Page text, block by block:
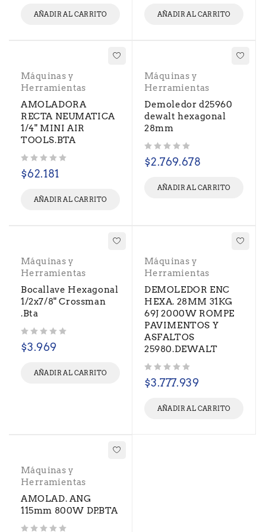
AÑADIR AL CARRITO AÑADIR AL CARRITO
Máquinas y
Herramientas
AMOLADORA
RECTA NEUMATICA
1/4" MINI AIR
TOOLS.BTA
$62.181
AÑADIR AL CARRITO
Máquinas y
Herramientas
Demoledor d25960
dewalt hexagonal
28mm
$2.769.678
AÑADIR AL CARRITO
Máquinas y
Herramientas
Bocallave Hexagonal
1/2x7/8" Crossman
.Bta
$3.969
AÑADIR AL CARRITO
Máquinas y
Herramientas
DEMOLEDOR ENC
HEXA. 28MM 31KG
69J 2000W ROMPE
PAVIMENTOS Y
ASFALTOS
25980.DEWALT
$3.777.939
AÑADIR AL CARRITO
Máquinas y
Herramientas
AMOLAD. ANG
115mm 800W DP.BTA